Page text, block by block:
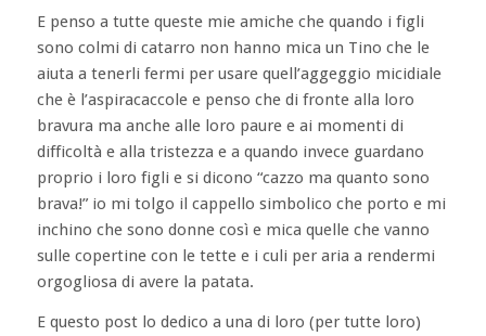
E penso a tutte queste mie amiche che quando i figli
sono colmi di catarro non hanno mica un Tino che le
aiuta a tenerli fermi per usare quell’aggeggio micidiale
che è l’aspiracaccole e penso che di fronte alla loro
bravura ma anche alle loro paure e ai momenti di
difficoltà e alla tristezza e a quando invece guardano
proprio i loro figli e si dicono “cazzo ma quanto sono
brava!” io mi tolgo il cappello simbolico che porto e mi
inchino che sono donne così e mica quelle che vanno
sulle copertine con le tette e i culi per aria a rendermi
orgogliosa di avere la patata.
E questo post lo dedico a una di loro (per tutte loro)